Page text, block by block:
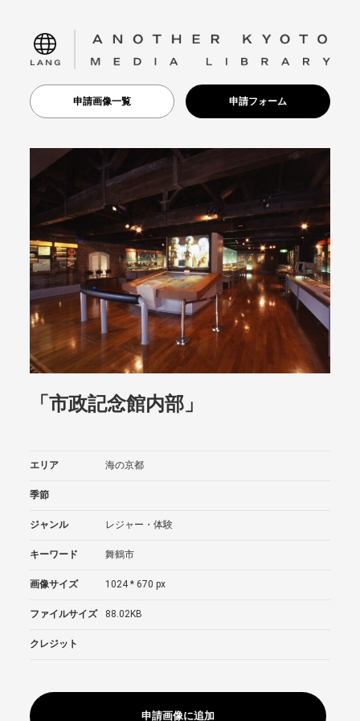
language
申請画像一覧 申請フォーム
「市政記念館内部」
エリア 海の京都
季節
ジャンル レジャー・体験
キーワード 舞鶴市
画像サイズ 1024 * 670 px
ファイルサイズ 88.02KB
クレジット
申請画像に追加